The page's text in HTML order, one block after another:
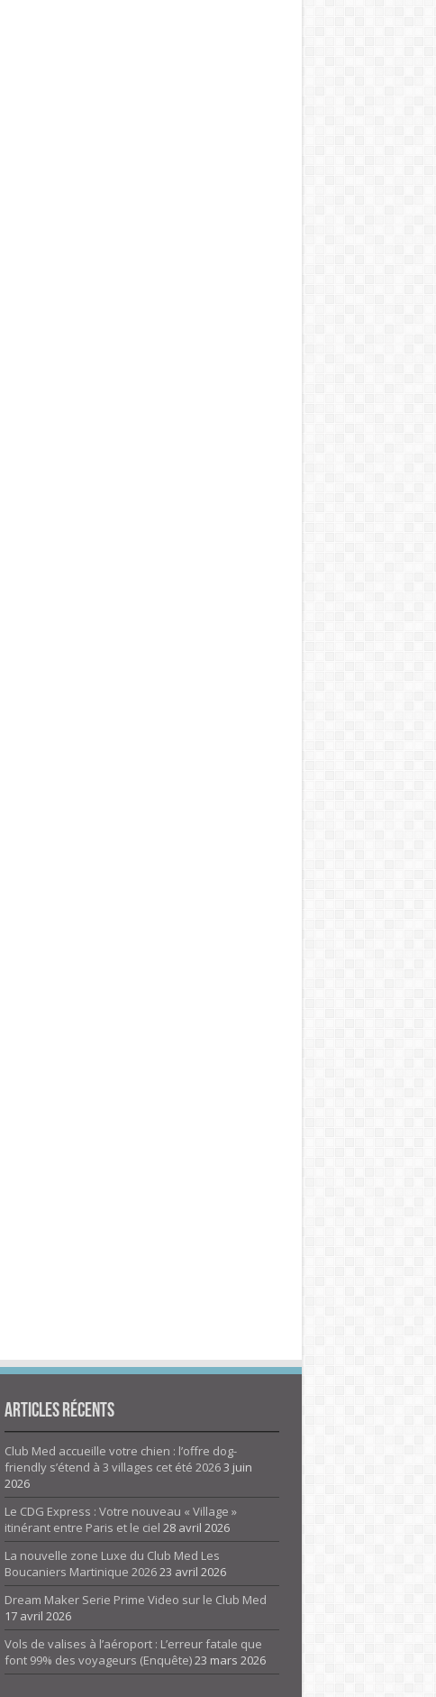
Articles Récents
Club Med accueille votre chien : l’offre dog-
friendly s’étend à 3 villages cet été 20263 juin
2026
Le CDG Express : Votre nouveau « Village »
itinérant entre Paris et le ciel 28 avril 2026
La nouvelle zone Luxe du Club Med Les
Boucaniers Martinique 202623 avril 2026
Dream Maker Serie Prime Video sur le Club Med
17 avril 2026
Vols de valises à l’aéroport : L’erreur fatale que
font 99% des voyageurs (Enquête)23 mars 2026